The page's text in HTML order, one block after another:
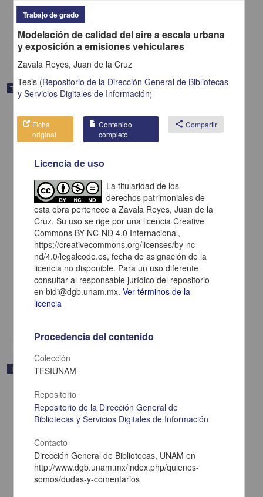
2008
Físico Matemáticas y Ciencias de la Tierra
share
Trabajo de grado
Respuesta de la circulación oceánica ante el forzamiento de
eventos de Norte en la Zona del Sistema Arrecifal Veracruzano
Rojas Alvarez, Julio
Físico Matemáticas y Ciencias de la Tierra
Trabajo de grado
Trabajo de grado
Modelación de calidad del aire a escala urbana
y exposición a emisiones vehiculares
Zavala Reyes, Juan de la Cruz
Tesis (Repositorio de la Dirección General de Bibliotecas
y Servicios Digitales de Información)
Ficha
original
Contenido
completo
share Compartir
Licencia de uso
La titularidad de los
derechos patrimoniales de
esta obra pertenece a Zavala Reyes, Juan de la
Cruz. Su uso se rige por una licencia Creative
Commons BY-NC-ND 4.0 Internacional,
https://creativecommons.org/licenses/by-nc-
nd/4.0/legalcode.es, fecha de asignación de la
licencia no disponible. Para un uso diferente
consultar al responsable jurídico del repositorio
en bidi@dgb.unam.mx.Ver términos de la
licencia
Procedencia del contenido
Colección
TESIUNAM
Repositorio
Repositorio de la Dirección General de
Bibliotecas y Servicios Digitales de Información
Contacto
Dirección General de Bibliotecas, UNAM en
http://www.dgb.unam.mx/index.php/quienes-
somos/dudas-y-comentarios